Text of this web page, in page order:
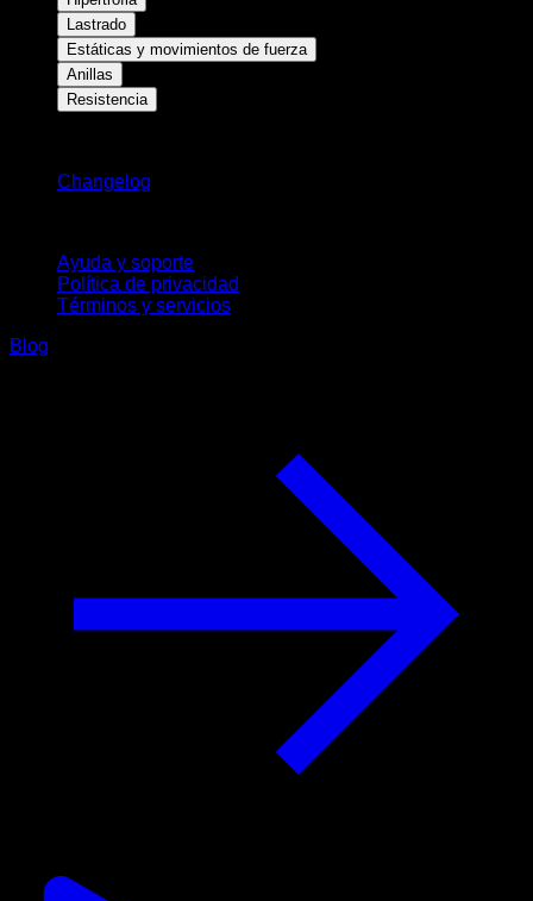
Lastrado
Estáticas y movimientos de fuerza
Anillas
Resistencia
Changelog
Ayuda y soporte
Política de privacidad
Términos y servicios
Blog